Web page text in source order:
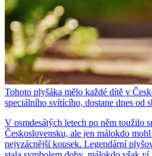
Tohoto plyšáka mělo každé dítě v
speciálního svítícího, dostane dnes od
V osmdesátých letech po něm toužilo
Československu, ale jen málokdo
nejvzácnější kousek. Legendární